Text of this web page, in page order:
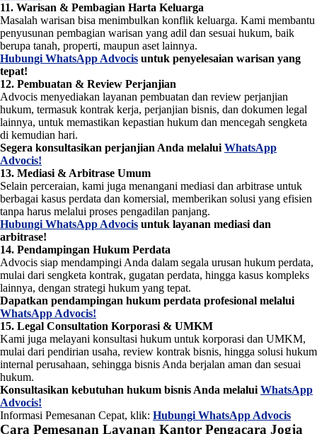
11. Warisan & Pembagian Harta Keluarga
Masalah warisan bisa menimbulkan konflik keluarga. Kami membantu
penyusunan pembagian warisan yang adil dan sesuai hukum, baik
berupa tanah, properti, maupun aset lainnya.
Hubungi WhatsApp Advocis untuk penyelesaian warisan yang
tepat!
12. Pembuatan & Review Perjanjian
Advocis menyediakan layanan pembuatan dan review perjanjian
hukum, termasuk kontrak kerja, perjanjian bisnis, dan dokumen legal
lainnya, untuk memastikan kepastian hukum dan mencegah sengketa
di kemudian hari.
Segera konsultasikan perjanjian Anda melalui WhatsApp
Advocis!
13. Mediasi & Arbitrase Umum
Selain perceraian, kami juga menangani mediasi dan arbitrase untuk
berbagai kasus perdata dan komersial, memberikan solusi yang efisien
tanpa harus melalui proses pengadilan panjang.
Hubungi WhatsApp Advocis untuk layanan mediasi dan
arbitrase!
14. Pendampingan Hukum Perdata
Advocis siap mendampingi Anda dalam segala urusan hukum perdata,
mulai dari sengketa kontrak, gugatan perdata, hingga kasus kompleks
lainnya, dengan strategi hukum yang tepat.
Dapatkan pendampingan hukum perdata profesional melalui
WhatsApp Advocis!
15. Legal Consultation Korporasi & UMKM
Kami juga melayani konsultasi hukum untuk korporasi dan UMKM,
mulai dari pendirian usaha, review kontrak bisnis, hingga solusi hukum
internal perusahaan, sehingga bisnis Anda berjalan aman dan sesuai
hukum.
Konsultasikan kebutuhan hukum bisnis Anda melalui WhatsApp
Advocis!
Informasi Pemesanan Cepat, klik: Hubungi WhatsApp Advocis
Cara Pemesanan Layanan Kantor Pengacara Jogja